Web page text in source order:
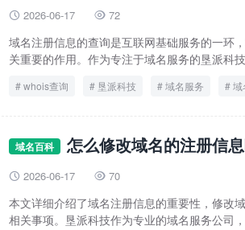
 2026-06-17  72
域名注册信息的查询是互联网基础服务的一环
关重要的作用。作为专注于域名服务的垦派科
whois查询 垦派科技 域名服务 域
域名百科 怎么修改域名的注册信
 2026-06-17  70
本文详细介绍了域名注册信息的重要性，修改
相关事项。垦派科技作为专业的域名服务公司